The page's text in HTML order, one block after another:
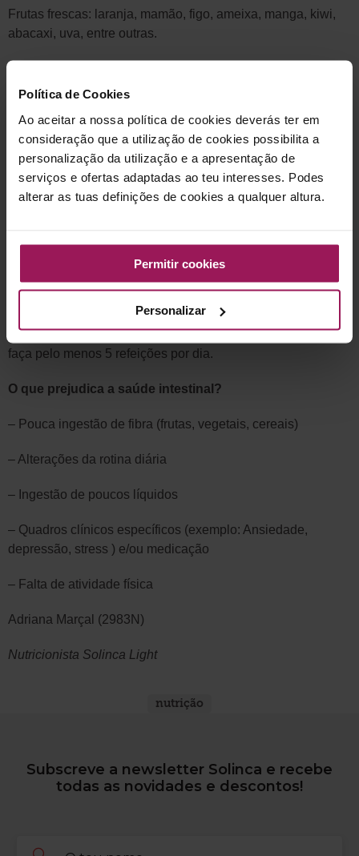
Política de Cookies
Ao aceitar a nossa política de cookies deverás ter em
consideração que a utilização de cookies possibilita a
personalização da utilização e a apresentação de
serviços e ofertas adaptadas ao teu interesses. Podes
alterar as tuas definições de cookies a qualquer altura.
Permitir cookies
Personalizar
Frutas frescas: laranja, mamão, figo, ameixa, manga, kiwi,
abacaxi, uva, entre outras.
trigo, linhaça, pão integral, arroz integral.
Leguminosas: feijão, lentilha, grão de bico, soja.
Hortaliças: beringela, brócolos, aspargo, alcachofra e
– Mastigação
Comer devagar, mastigando bem os alimentos.
faça pelo menos 5 refeições por dia.
O que prejudica a saúde intestinal?
– Pouca ingestão de fibra (frutas, vegetais, cereais)
– Alterações da rotina diária
– Ingestão de poucos líquidos
– Quadros clínicos específicos (exemplo: Ansiedade,
depressão, stress ) e/ou medicação
– Falta de atividade física
Adriana Marçal (2983N)
Nutricionista Solinca Light
nutrição
Subscreve a newsletter Solinca e recebe
todas as novidades e descontos!